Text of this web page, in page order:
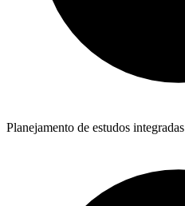
Planejamento de estudos integradas